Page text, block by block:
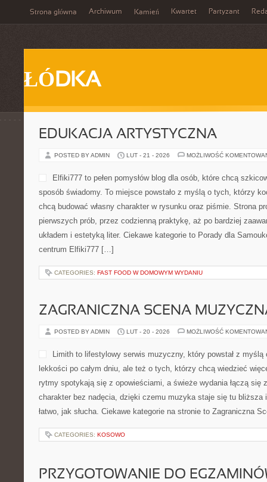
Strona główna Archiwum Kamień Kwartet Partyzant
ŁÓDKA
EDUKACJA ARTYSTYCZNA
POSTED BY ADMIN LUT - 21 - 2026 MOŻLIWOŚĆ
Elfiki777 to pełen pomysłów blog dla osób, które chcą
sposób świadomy. To miejsce powstało z myślą o tych, którzy
chcą budować własny charakter w rysunku oraz piśmie. Strona
pierwszych prób, przez codzienną praktykę, aż po bardziej
układem i estetyką liter. Ciekawe kategorie to Porady dla
centrum Elfiki777 […]
CATEGORIES: FAST FOOD W DOMOWYM WYDANIU
ZAGRANICZNA SCENA
POSTED BY ADMIN LUT - 20 - 2026 MOŻLIWOŚĆ
Limith to lifestylowy serwis muzyczny, który powstał z
lekkości po całym dniu, ale też o tych, którzy chcą wiedzieć
rytmy spotykają się z opowieściami, a świeże wydania łączą się
charakter bez nadęcia, dzięki czemu muzyka staje się tu
łatwo, jak słucha. Ciekawe kategorie na stronie to Zagraniczna
CATEGORIES: KOSOWO
PRZYGOTOWANIE DO